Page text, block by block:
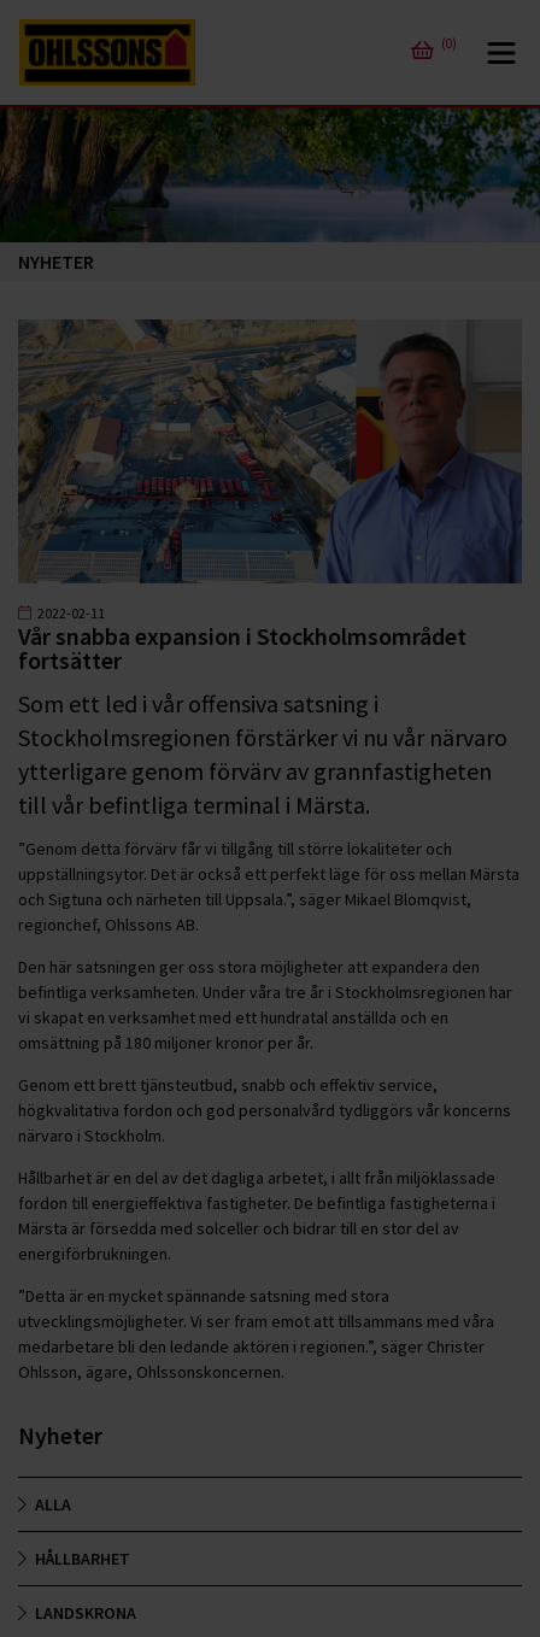
(0)
NYHETER
2022-02-11
Vår snabba expansion i Stockholmsområdet
fortsätter
Som ett led i vår offensiva satsning i
Stockholmsregionen förstärker vi nu vår närvaro
ytterligare genom förvärv av grannfastigheten
till vår befintliga terminal i Märsta.
”Genom detta förvärv får vi tillgång till större lokaliteter och
uppställningsytor. Det är också ett perfekt läge för oss mellan Märsta
och Sigtuna och närheten till Uppsala.”, säger Mikael Blomqvist,
regionchef, Ohlssons AB.
Den här satsningen ger oss stora möjligheter att expandera den
befintliga verksamheten. Under våra tre år i Stockholmsregionen har
vi skapat en verksamhet med ett hundratal anställda och en
omsättning på 180 miljoner kronor per år.
Genom ett brett tjänsteutbud, snabb och effektiv service,
högkvalitativa fordon och god personalvård tydliggörs vår koncerns
närvaro i Stockholm.
Hållbarhet är en del av det dagliga arbetet, i allt från miljöklassade
fordon till energieffektiva fastigheter. De befintliga fastigheterna i
Märsta är försedda med solceller och bidrar till en stor del av
energiförbrukningen.
”Detta är en mycket spännande satsning med stora
utvecklingsmöjligheter. Vi ser fram emot att tillsammans med våra
medarbetare bli den ledande aktören i regionen.”, säger Christer
Ohlsson, ägare, Ohlssonskoncernen.
Nyheter
ALLA
HÅLLBARHET
LANDSKRONA